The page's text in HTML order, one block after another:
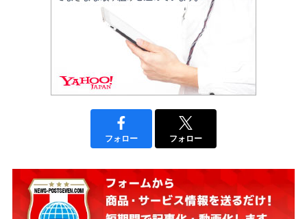
フォロー フォロー